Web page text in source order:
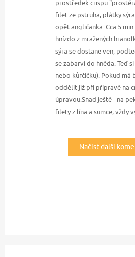
prostředek crispu
filet ze pstruha, plátky
opět angličanka. Cca 5
hnízdo z mražených
sýra se dostane ven,
se zabarví do hněda. Teď
nebo kůrčičku). Pokud má
oddělit již při přípravě na
úpravou.Snad ještě - na
filety z lína a sumce, vždy
Načíst další